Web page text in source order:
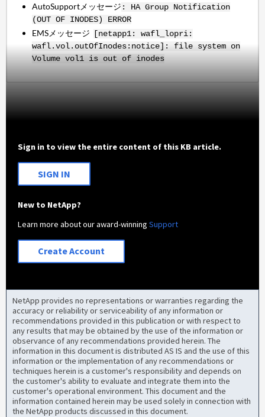
AutoSupportメッセージ : HA Group Notification
(OUT OF INODES) ERROR
EMSメッセージ
[netapp1: wafl_lopri:
wafl.vol.outOfInodes:notice]: file system on
Volume vol1 is out of inodes
Sign in to view the entire content of this KB article.
SIGN IN
New to NetApp?
Learn more about our award-winningSupport
Create Account
NetApp provides no representations or warranties regarding the
accuracy or reliability or serviceability of any information or
recommendations provided in this publication or with respect to
any results that may be obtained by the use of the information or
observance of any recommendations provided herein. The
information in this document is distributed AS IS and the use of this
information or the implementation of any recommendations or
techniques herein is a customer's responsibility and depends on
the customer's ability to evaluate and integrate them into the
customer's operational environment. This document and the
information contained herein may be used solely in connection with
the NetApp products discussed in this document.